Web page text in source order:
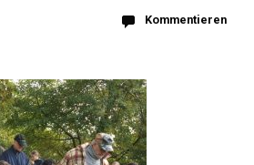
Kommentieren